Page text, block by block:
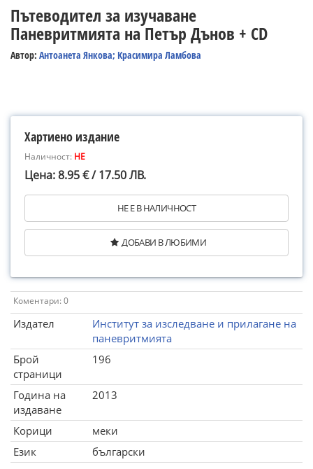
Пътеводител за изучаване
Паневритмията на Петър Дънов + CD
Автор: Антоанета Янкова; Красимира Ламбова
Хартиено издание
Наличност: НЕ
Цена: 8.95 € / 17.50 ЛВ.
НЕ Е В НАЛИЧНОСТ
ДОБАВИ В ЛЮБИМИ
Коментари: 0
Издател
Институт за изследване и прилагане на
паневритмията
Брой
страници
196
Година на
издаване
2013
Корици
меки
Език
български